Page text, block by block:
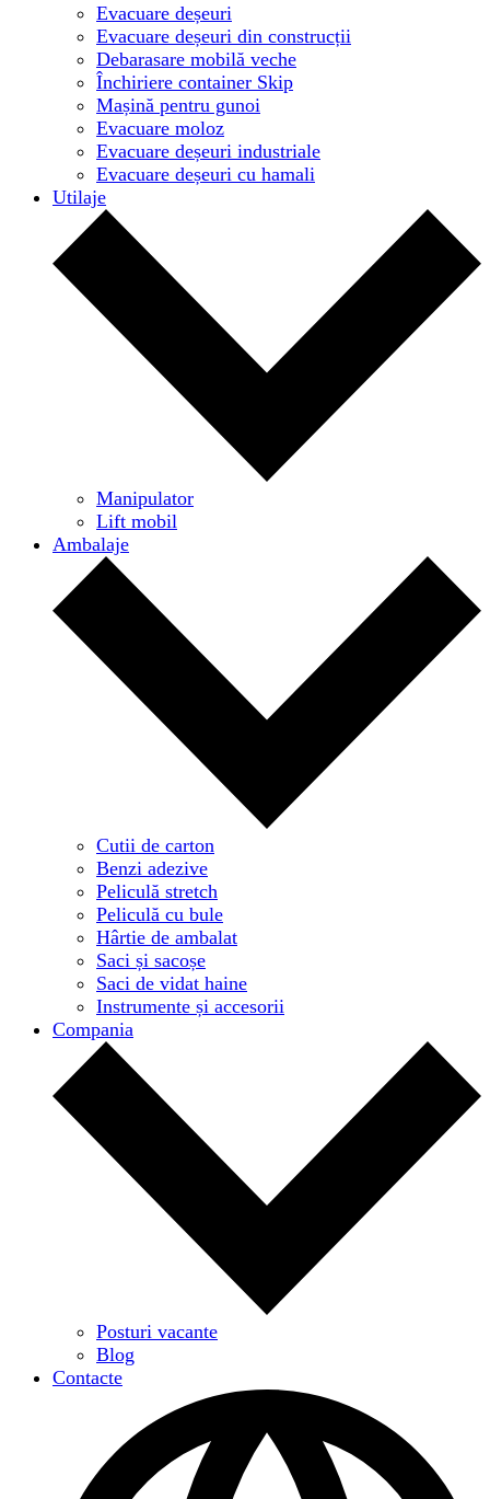
Evacuare deșeuri
Evacuare deșeuri din construcții
Debarasare mobilă veche
Închiriere container Skip
Mașină pentru gunoi
Evacuare moloz
Evacuare deșeuri industriale
Evacuare deșeuri cu hamali
Utilaje
Manipulator
Lift mobil
Ambalaje
Cutii de carton
Benzi adezive
Peliculă stretch
Peliculă cu bule
Hârtie de ambalat
Saci și sacoșe
Saci de vidat haine
Instrumente și accesorii
Compania
Posturi vacante
Blog
Contacte